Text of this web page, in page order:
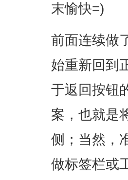
末愉快=)
前面连续做
始重新回到
于返回按钮
案，也就是
侧；当然，
做标签栏或